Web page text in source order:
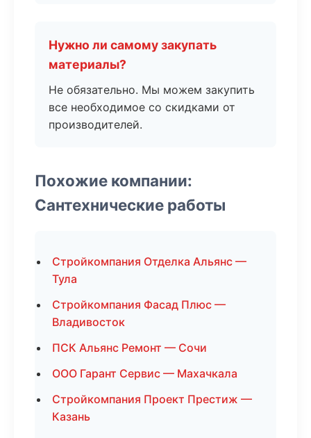
Нужно ли самому закупать
материалы?
Не обязательно. Мы можем закупить
все необходимое со скидками от
производителей.
Похожие компании:
Сантехнические работы
Стройкомпания Отделка Альянс —
Тула
Стройкомпания Фасад Плюс —
Владивосток
ПСК Альянс Ремонт — Сочи
ООО Гарант Сервис — Махачкала
Стройкомпания Проект Престиж —
Казань